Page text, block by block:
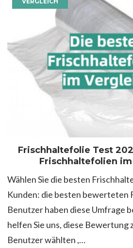
Frischhaltefolie Test
Frischhaltefolien
Wählen Sie die besten
Kunden: die besten bewerteten
Benutzer haben diese Umfrage
helfen Sie uns, diese Bewertung
Benutzer wählten ,…